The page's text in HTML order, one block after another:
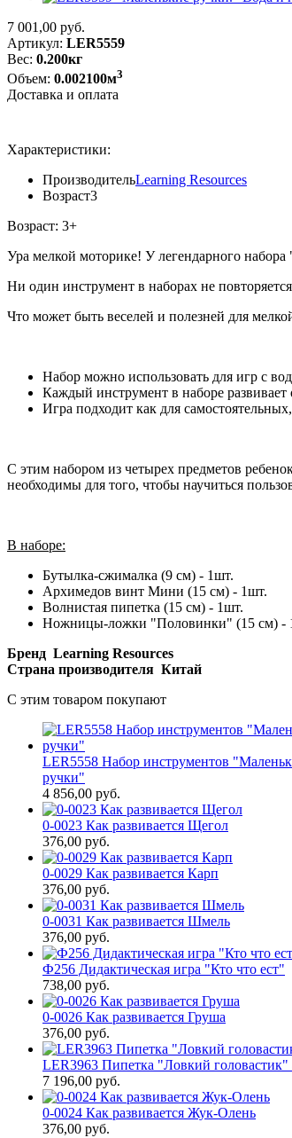
7 001,00 руб.
Артикул: LER5559
Вес: 0.200кг
Объем: 0.002100м3
Доставка и оплата
Характеристики:
ПроизводительLearning Resources
Возраст3
Возраст: 3+
Ура мелкой моторике! У легендарного
Ни один инструмент в наборах не
Что может быть веселей и полезней для
Набор можно использовать для игр с
Каждый инструмент в наборе
Игра подходит как для
С этим набором из четырех предметов
необходимы для того, чтобы научиться
В наборе:
Бутылка-сжималка (9 см) - 1шт.
Архимедов винт Мини (15 см) - 1шт.
Волнистая пипетка (15 см) - 1шт.
Ножницы-ложки "Половинки" (15 см) -
Бренд Learning Resources
Страна производителя Китай
C этим товаром покупают
LER5558 Набор инструментов
ручки"
4 856,00 руб.
0-0023 Как развивается Щегол
376,00 руб.
0-0029 Как развивается Карп
376,00 руб.
0-0031 Как развивается Шмель
376,00 руб.
Ф256 Дидактическая игра "Кто что ест"
738,00 руб.
0-0026 Как развивается Груша
376,00 руб.
LER3963 Пипетка "Ловкий головастик"
7 196,00 руб.
0-0024 Как развивается Жук-Олень
376,00 руб.